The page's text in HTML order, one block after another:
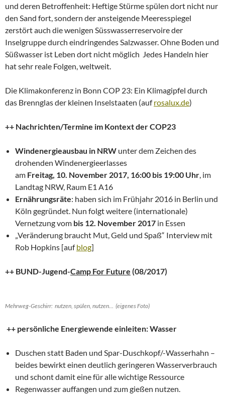
und deren Betroffenheit: Heftige Stürme spülen dort nicht nur
den Sand fort, sondern der ansteigende Meeresspiegel
zerstört auch die wenigen Süsswasserreservoire der
Inselgruppe durch eindringendes Salzwasser. Ohne Boden und
Süßwasser ist Leben dort nicht möglich Jedes Handeln hier
hat sehr reale Folgen, weltweit.
Die Klimakonferenz in Bonn COP 23: Ein Klimagipfel durch
das Brennglas der kleinen Inselstaaten (aufrosalux.de)
++ Nachrichten/Termine im Kontext der COP23
Windenergieausbau in NRW unter dem Zeichen des
drohenden Windenergieerlasses
am Freitag, 10. November 2017, 16:00 bis 19:00 Uhr, im
Landtag NRW, Raum E1 A16
Ernährungsräte: haben sich im Frühjahr 2016 in Berlin und
Köln gegründet. Nun folgt weitere (internationale)
Vernetzung vom bis 12. November 2017 in Essen
„Veränderung braucht Mut, Geld und Spaß“ Interview mit
Rob Hopkins [aufblog]
++ BUND-Jugend-Camp For Future (08/2017)
Mehrweg-Geschirr: nutzen, spülen, nutzen… (eigenes Foto)
++ persönliche Energiewende einleiten: Wasser
Duschen statt Baden und Spar-Duschkopf/-Wasserhahn –
beides bewirkt einen deutlich geringeren Wasserverbrauch
und schont damit eine für alle wichtige Ressource
Regenwasser auffangen und zum gießen nutzen.